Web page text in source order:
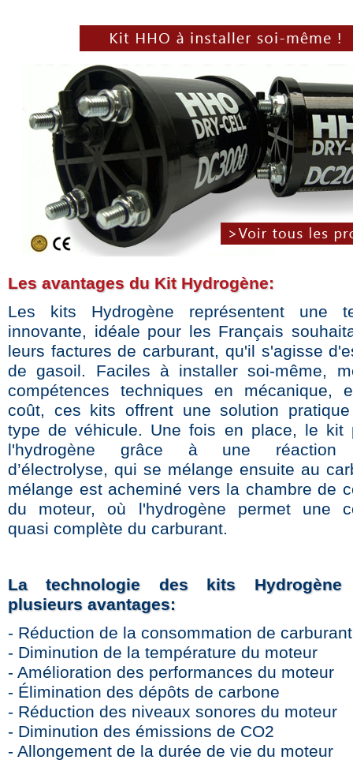
Les avantages du Kit Hydrogène:
Les kits Hydrogène représentent une
innovante, idéale pour les Français
leurs factures de carburant, qu'il s'agisse
de gasoil. Faciles à installer soi-même,
compétences techniques en mécanique,
coût, ces kits offrent une solution
type de véhicule. Une fois en place, le kit
l'hydrogène grâce à une réaction
d’électrolyse, qui se mélange ensuite au
mélange est acheminé vers la chambre de
du moteur, où l'hydrogène permet une
quasi complète du carburant.
La technologie des kits Hydrogène
plusieurs avantages:
- Réduction de la consommation de carburant
- Diminution de la température du moteur
- Amélioration des performances du moteur
- Élimination des dépôts de carbone
- Réduction des niveaux sonores du moteur
- Diminution des émissions de CO2
- Allongement de la durée de vie du moteur